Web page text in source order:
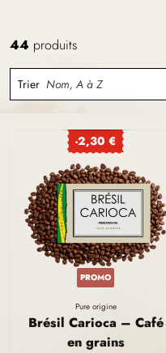
44 produits
Trier Nom, A à Z
-2,30 €
PROMO
Pure origine
Brésil Carioca – Café
en grains